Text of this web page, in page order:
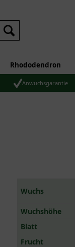
Rhododendron
Anwuchsgarantie
Wuchs
Wuchshöhe
Blatt
Frucht